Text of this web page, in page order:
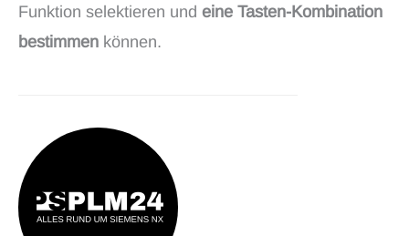
Funktion selektieren und eine Tasten-Kombination
bestimmen können.